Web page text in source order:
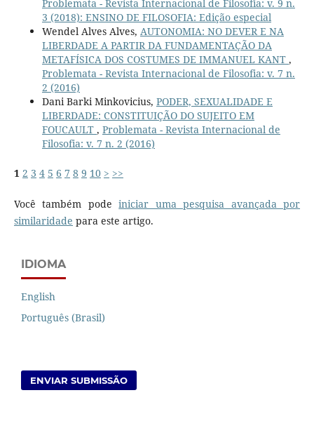
Problemata - Revista Internacional de Filosofia: v. 9 n.
3 (2018): ENSINO DE FILOSOFIA: Edição especial
Wendel Alves Alves, AUTONOMIA: NO DEVER E NA
LIBERDADE A PARTIR DA FUNDAMENTAÇÃO DA
METAFÍSICA DOS COSTUMES DE IMMANUEL KANT ,
Problemata - Revista Internacional de Filosofia: v. 7 n.
2 (2016)
Dani Barki Minkovicius, PODER, SEXUALIDADE E
LIBERDADE: CONSTITUIÇÃO DO SUJEITO EM
FOUCAULT , Problemata - Revista Internacional de
Filosofia: v. 7 n. 2 (2016)
1 2 3 4 5 6 7 8 9 10 > >>
Você também podeiniciar uma pesquisa avançada por
similaridade para este artigo.
IDIOMA
English
Português (Brasil)
ENVIAR SUBMISSÃO